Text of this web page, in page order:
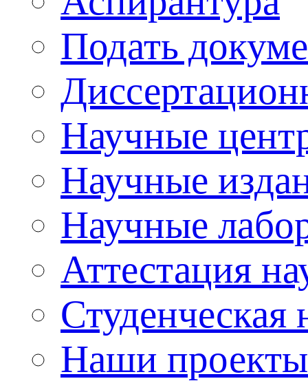
Подать
Научные
Научные
Научные
Аттестация
Студенческая
Наши проекты